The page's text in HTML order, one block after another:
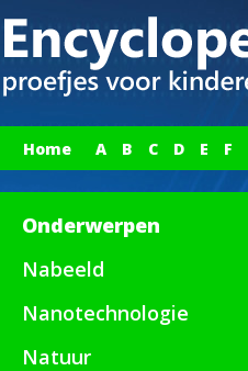
Home A B C D E F
Onderwerpen
Nabeeld
Nanotechnologie
Natuur